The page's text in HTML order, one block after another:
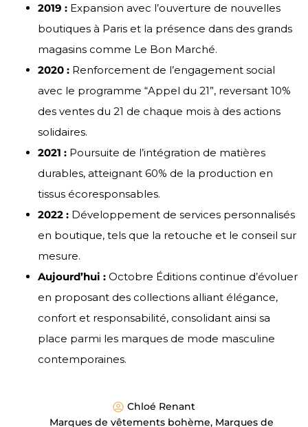
2019 : Expansion avec l’ouverture de nouvelles
boutiques à Paris et la présence dans des grands
magasins comme Le Bon Marché.
2020 : Renforcement de l’engagement social
avec le programme “Appel du 21”, reversant 10%
des ventes du 21 de chaque mois à des actions
solidaires.
2021 : Poursuite de l’intégration de matières
durables, atteignant 60% de la production en
tissus écoresponsables.
2022 : Développement de services personnalisés
en boutique, tels que la retouche et le conseil sur
mesure.
Aujourd’hui : Octobre Éditions continue d’évoluer
en proposant des collections alliant élégance,
confort et responsabilité, consolidant ainsi sa
place parmi les marques de mode masculine
contemporaines.
Chloé Renant
Marques de vêtements bohème, Marques de